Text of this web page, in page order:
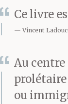
euros
Ce livre
Vincent
Au centre
ou